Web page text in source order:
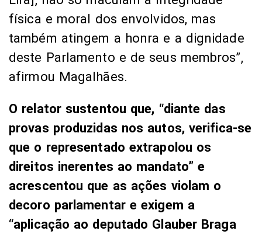
física e moral dos envolvidos, mas
também atingem a honra e a dignidade
deste Parlamento e de seus membros”,
afirmou Magalhães.
O relator sustentou que, “diante das
provas produzidas nos autos, verifica-se
que o representado extrapolou os
direitos inerentes ao mandato” e
acrescentou que as ações violam o
decoro parlamentar e exigem a
“aplicação ao deputado Glauber Braga